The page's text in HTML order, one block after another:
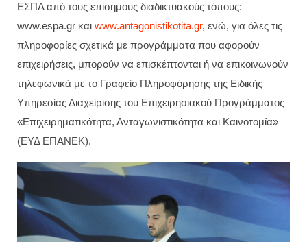
ΕΣΠΑ από τους επίσημους διαδικτυακούς τόπους:
www.espa.gr και www.antagonistikotita.gr, ενώ, για όλες τις
πληροφορίες σχετικά με προγράμματα που αφορούν
επιχειρήσεις, μπορούν να επισκέπτονται ή να επικοινωνούν
τηλεφωνικά με το Γραφείο Πληροφόρησης της Ειδικής
Υπηρεσίας Διαχείρισης του Επιχειρησιακού Προγράμματος
«Επιχειρηματικότητα, Ανταγωνιστικότητα και Καινοτομία»
(ΕΥΔ ΕΠΑΝΕΚ).